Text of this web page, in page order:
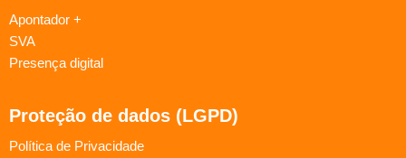
Apontador +
SVA
Presença digital
Proteção de dados (LGPD)
Política de Privacidade